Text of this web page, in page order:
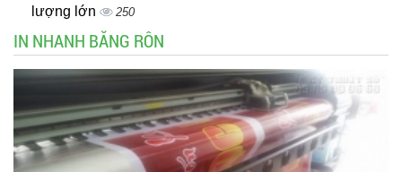
lượng lớn 250
IN NHANH BĂNG RÔN